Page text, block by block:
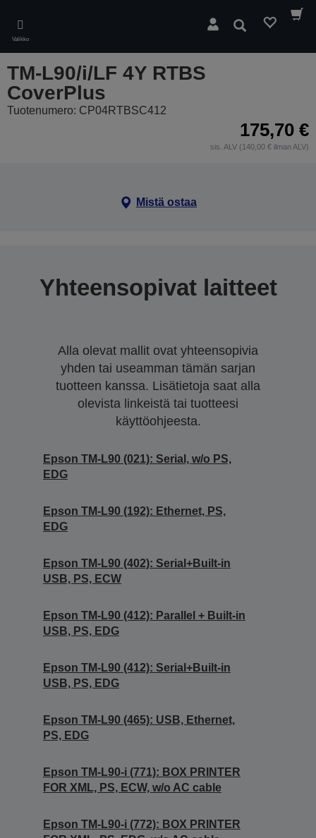
main
content
Valikko
Hae
TM-L90/i/LF 4Y RTBS
CoverPlus
Tuotenumero: CP04RTBSC412
175,70 €
sis. ALV (140,00 € ilman ALV)
Mistä ostaa
Yhteensopivat laitteet
Alla olevat mallit ovat yhteensopivia
yhden tai useamman tämän sarjan
tuotteen kanssa. Lisätietoja saat alla
olevista linkeistä tai tuotteesi
käyttöohjeesta.
Epson TM-L90 (021): Serial, w/o PS,
EDG
Epson TM-L90 (192): Ethernet, PS,
EDG
Epson TM-L90 (402): Serial+Built-in
USB, PS, ECW
Epson TM-L90 (412): Parallel + Built-in
USB, PS, EDG
Epson TM-L90 (412): Serial+Built-in
USB, PS, EDG
Epson TM-L90 (465): USB, Ethernet,
PS, EDG
Epson TM-L90-i (771): BOX PRINTER
FOR XML, PS, ECW, w/o AC cable
Epson TM-L90-i (772): BOX PRINTER